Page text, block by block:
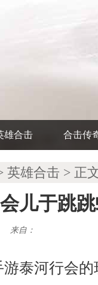
雄合击 合击传
英雄合击 > 正
儿于跳
来自：
泰河行会